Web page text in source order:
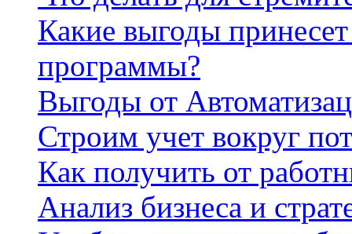
Какие выгоды
программы?
Выгоды от
Строим учет вокруг
Как получить от
Анализ бизнеса и